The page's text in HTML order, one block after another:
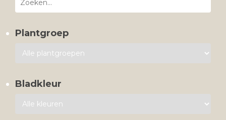
Plantgroep
Bladkleur